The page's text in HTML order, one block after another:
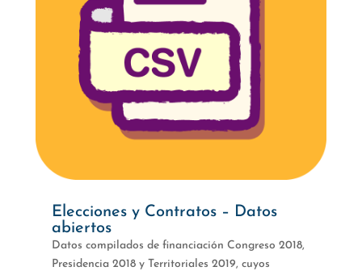
Elecciones y Contratos – Datos
abiertos
Datos compilados de financiación Congreso 2018,
Presidencia 2018 y Territoriales 2019, cuyos